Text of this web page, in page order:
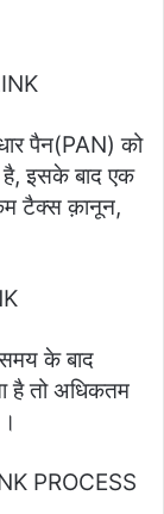
पैन(PAN) को
है, इसके बाद एक
टैक्स क़ानून,
के बाद
है तो अधिकतम
PROCESS